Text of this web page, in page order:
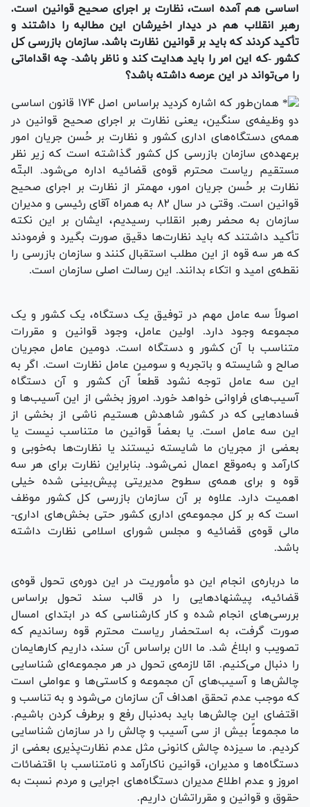
اساسی هم آمده است، نظارت بر اجرای صحیح قوانین است.
رهبر انقلاب هم در دیدار اخیرشان این مطالبه را داشتند و
تأکید کردند که باید بر قوانین نظارت باشد. سازمان بازرسی کل
کشور -که این امر را باید هدایت کند و ناظر باشد- چه اقداماتی
را می‌تواند در این عرصه داشته باشد؟
همان‌طور که اشاره کردید براساس اصل ۱۷۴ قانون اساسی
دو وظیفه‌ی سنگین، یعنی نظارت بر اجرای صحیح قوانین در
همه‌ی دستگاه‌های اداری کشور و نظارت بر حُسن جریان امور
برعهده‌ی سازمان بازرسی کل کشور گذاشته است که زیر نظر
مستقیم ریاست محترم قوه‌ی قضائیه اداره می‌شود. البتّه
نظارت بر حُسن جریان امور، مهمتر از نظارت بر اجرای صحیح
قوانین است. وقتی در سال ۸۲ به همراه آقای رئیسی و مدیران
سازمان به محضر رهبر انقلاب رسیدیم، ایشان بر این نکته
تأکید داشتند که باید نظارت‌ها دقیق صورت بگیرد و فرمودند
که هر سه قوه از این مطلب استقبال کنند و سازمان بازرسی را
نقطه‌ی امید و اتکاء بدانند. این رسالت اصلی سازمان است.
اصولاً سه عامل مهم در توفیق یک دستگاه، یک کشور و یک
مجموعه وجود دارد. اولین عامل، وجود قوانین و مقررات
متناسب با آن کشور و دستگاه است. دومین عامل مجریان
صالح و شایسته و باتجربه و سومین عامل نظارت است. اگر به
این سه عامل توجه نشود قطعاً آن کشور و آن دستگاه
آسیب‌های فراوانی خواهد خورد. امروز بخشی از این آسیب‌ها و
فسادهایی که در کشور شاهدش هستیم ناشی از بخشی از
این سه عامل است. یا بعضاً قوانین ما متناسب نیست یا
بعضی از مجریان ما شایسته نیستند یا نظارت‌ها به‌خوبی و
کارآمد و به‌موقع اعمال نمی‌شود. بنابراین نظارت برای هر سه
قوه و برای همه‌ی سطوح مدیریتی پیش‌بینی شده خیلی
اهمیت دارد. علاوه بر آن سازمان بازرسی کل کشور موظف
است که بر کل مجموعه‌ی اداری کشور حتی بخش‌های اداری-
مالی قوه‌ی قضائیه و مجلس شورای اسلامی نظارت داشته
باشد.
ما درباره‌ی انجام این دو مأموریت در این دوره‌ی تحول قوه‌ی
قضائیه، پیشنهادهایی را در قالب سند تحول براساس
بررسی‌های انجام شده و کار کارشناسی که در ابتدای امسال
صورت گرفت، به استحضار ریاست محترم قوه رساندیم که
تصویب و ابلاغ شد. ما الان براساس آن سند، داریم کارهایمان
را دنبال می‌کنیم. امّا لازمه‌ی تحول در هر مجموعه‌ای شناسایی
چالش‌ها و آسیب‌های آن مجموعه و کاستی‌ها و عواملی است
که موجب عدم تحقق اهداف آن سازمان می‌شود و به تناسب و
اقتضای این چالش‌ها باید به‌دنبال رفع و برطرف کردن باشیم.
ما مجموعاً بیش از سی آسیب و چالش را در سازمان شناسایی
کردیم. ما سیزده چالش کانونی مثل عدم نظارت‌‌پذیری بعضی از
دستگاه‌ها و مدیران، قوانین ناکارآمد و نامتناسب با اقتضائات
امروز و عدم اطلاع مدیران دستگاه‌های اجرایی و مردم نسبت به
حقوق و قوانین و مقرراتشان داریم.